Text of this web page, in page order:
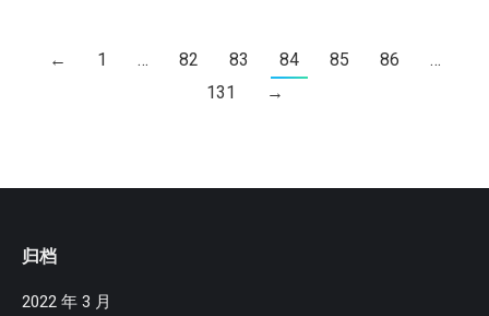
← 1 … 82 83 84 85 86
…
131
→
归档
2022 年 3 月